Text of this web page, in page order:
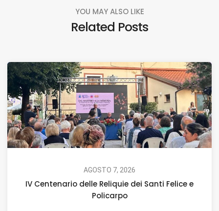
YOU MAY ALSO LIKE
Related Posts
AGOSTO 7, 2026
IV Centenario delle Reliquie dei Santi Felice e
Policarpo